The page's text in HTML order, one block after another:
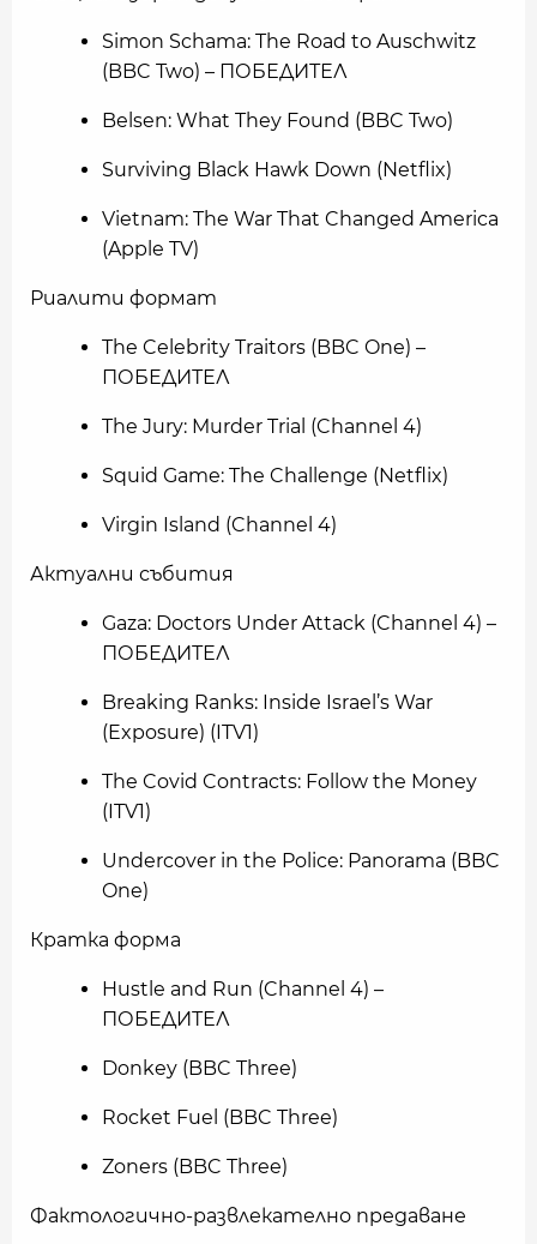
Simon Schama: The Road to Auschwitz
(BBC Two) – ПОБЕДИТЕЛ
Belsen: What They Found (BBC Two)
Surviving Black Hawk Down (Netflix)
Vietnam: The War That Changed America
(Apple TV)
Риалити формат
The Celebrity Traitors (BBC One) –
ПОБЕДИТЕЛ
The Jury: Murder Trial (Channel 4)
Squid Game: The Challenge (Netflix)
Virgin Island (Channel 4)
Актуални събития
Gaza: Doctors Under Attack (Channel 4) –
ПОБЕДИТЕЛ
Breaking Ranks: Inside Israel’s War
(Exposure) (ITV1)
The Covid Contracts: Follow the Money
(ITV1)
Undercover in the Police: Panorama (BBC
One)
Кратка форма
Hustle and Run (Channel 4) –
ПОБЕДИТЕЛ
Donkey (BBC Three)
Rocket Fuel (BBC Three)
Zoners (BBC Three)
Фактологично-развлекателно предаване